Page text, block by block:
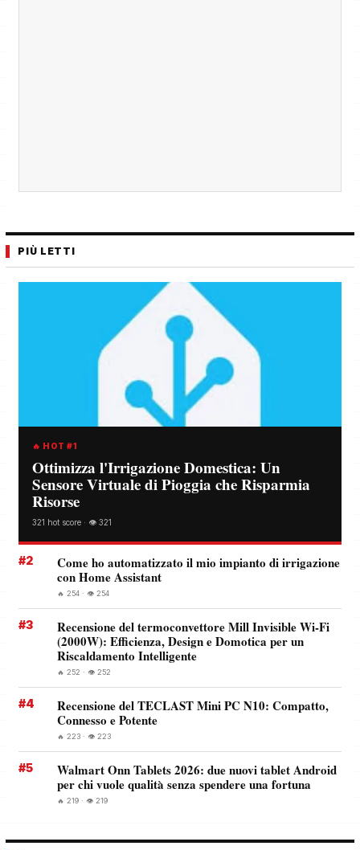
PIÙ LETTI
🔥 HOT #1
Ottimizza l'Irrigazione Domestica: Un
Sensore Virtuale di Pioggia che Risparmia
Risorse
321 hot score · 👁️ 321
#2
Come ho automatizzato il mio impianto di irrigazione
con Home Assistant
🔥 254 · 👁️ 254
#3
Recensione del termoconvettore Mill Invisible Wi-Fi
(2000W): Efficienza, Design e Domotica per un
Riscaldamento Intelligente
🔥 252 · 👁️ 252
#4
Recensione del TECLAST Mini PC N10: Compatto,
Connesso e Potente
🔥 223 · 👁️ 223
#5
Walmart Onn Tablets 2026: due nuovi tablet Android
per chi vuole qualità senza spendere una fortuna
🔥 219 · 👁️ 219